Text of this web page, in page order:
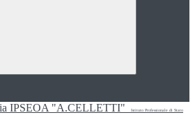
IPSEOA "A.CELLETTI" Istituto Professionale di Stato